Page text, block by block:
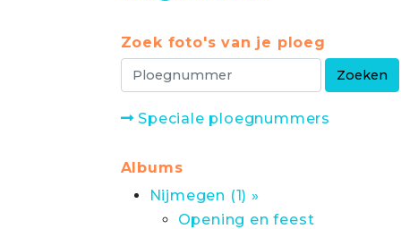
Zoek foto's van je ploeg
Speciale ploegnummers
Albums
Nijmegen (1) »
Opening en feest